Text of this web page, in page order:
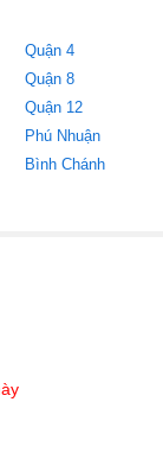
Quận 4
Quận 8
Quận 12
Phú Nhuận
Bình Chánh